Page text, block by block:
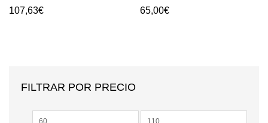
107,63€ 65,00€
FILTRAR POR PRECIO
Precio Precio